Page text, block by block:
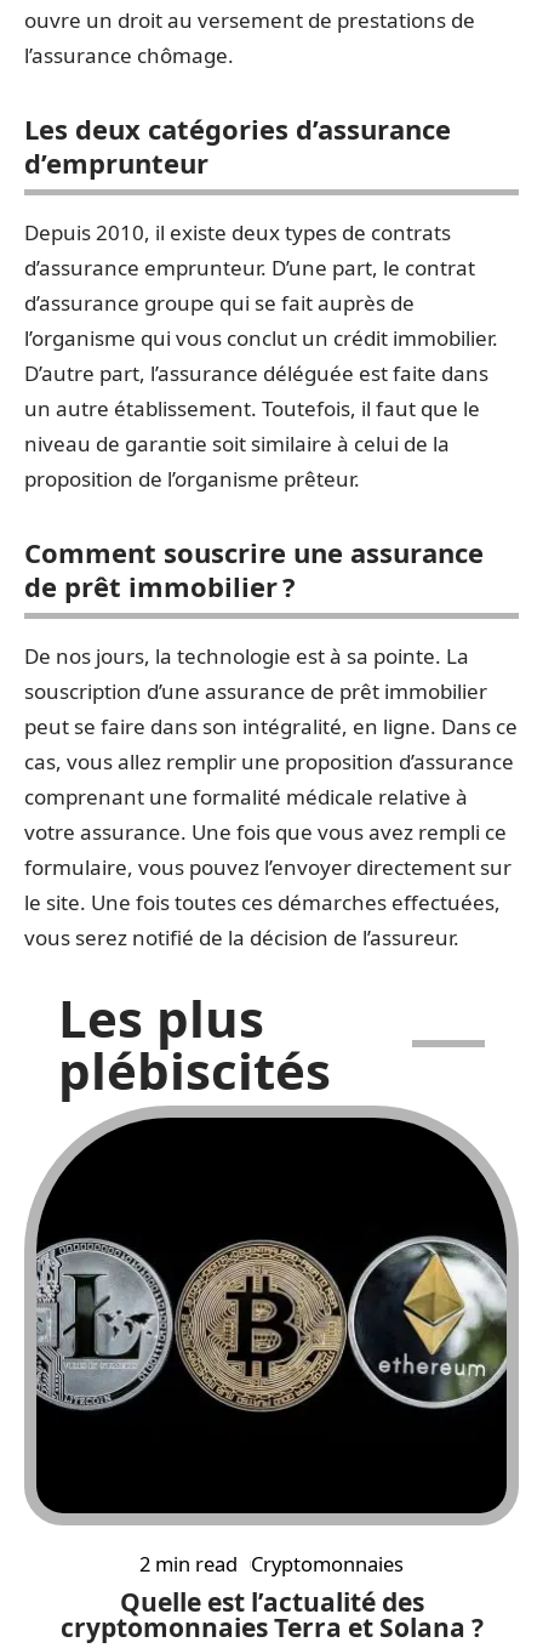
ouvre un droit au versement de prestations de
l’assurance chômage.
Les deux catégories d’assurance
d’emprunteur
Depuis 2010, il existe deux types de contrats
d’assurance emprunteur. D’une part, le contrat
d’assurance groupe qui se fait auprès de
l’organisme qui vous conclut un crédit immobilier.
D’autre part, l’assurance déléguée est faite dans
un autre établissement. Toutefois, il faut que le
niveau de garantie soit similaire à celui de la
proposition de l’organisme prêteur.
Comment souscrire une assurance
de prêt immobilier ?
De nos jours, la technologie est à sa pointe. La
souscription d’une assurance de prêt immobilier
peut se faire dans son intégralité, en ligne. Dans ce
cas, vous allez remplir une proposition d’assurance
comprenant une formalité médicale relative à
votre assurance. Une fois que vous avez rempli ce
formulaire, vous pouvez l’envoyer directement sur
le site. Une fois toutes ces démarches effectuées,
vous serez notifié de la décision de l’assureur.
Les plus
plébiscités
2 min read Cryptomonnaies
Quelle est l’actualité des
cryptomonnaies Terra et Solana ?